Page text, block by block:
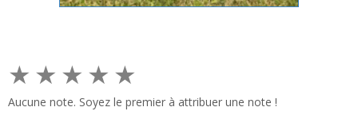
★ ★ ★ ★ ★
Aucune note. Soyez le premier à attribuer une note !